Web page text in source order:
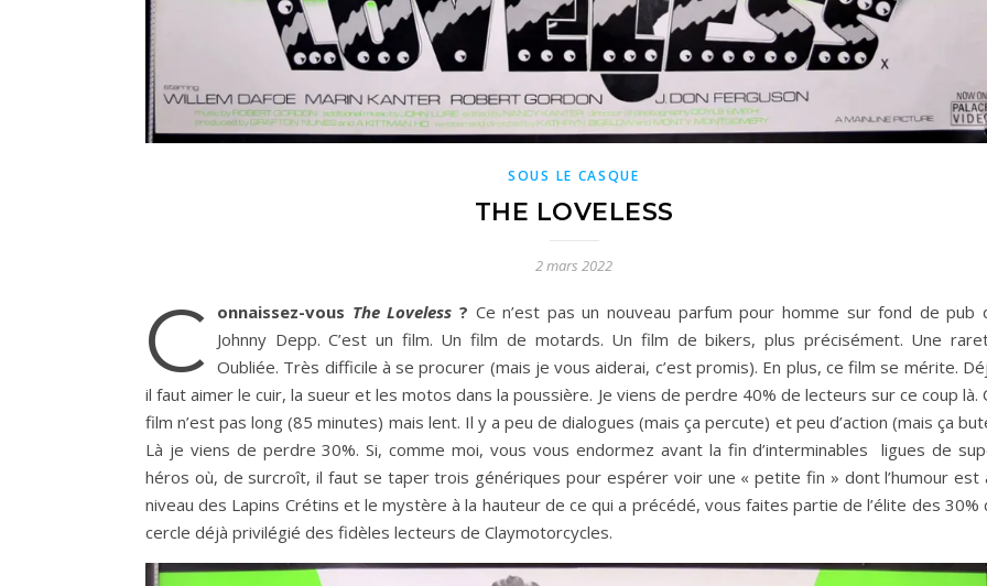
SOUS LE CASQUE
THE LOVELESS
2 mars 2022
C onnaissez-vous The Loveless ? Ce n’est pas un nouveau parfum pour homme sur fond de pub
Johnny Depp. C’est un film. Un film de motards. Un film de bikers, plus précisément. Une
Oubliée. Très difficile à se procurer (mais je vous aiderai, c’est promis). En plus, ce film se mérite.
il faut aimer le cuir, la sueur et les motos dans la poussière. Je viens de perdre 40% de lecteurs sur ce coup là.
film n’est pas long (85 minutes) mais lent. Il y a peu de dialogues (mais ça percute) et peu d’action (mais ça
Là je viens de perdre 30%. Si, comme moi, vous vous endormez avant la fin d’interminables ligues de
héros où, de surcroît, il faut se taper trois génériques pour espérer voir une « petite fin » dont l’humour est
niveau des Lapins Crétins et le mystère à la hauteur de ce qui a précédé, vous faites partie de l’élite des 30%
cercle déjà privilégié des fidèles lecteurs de Claymotorcycles.